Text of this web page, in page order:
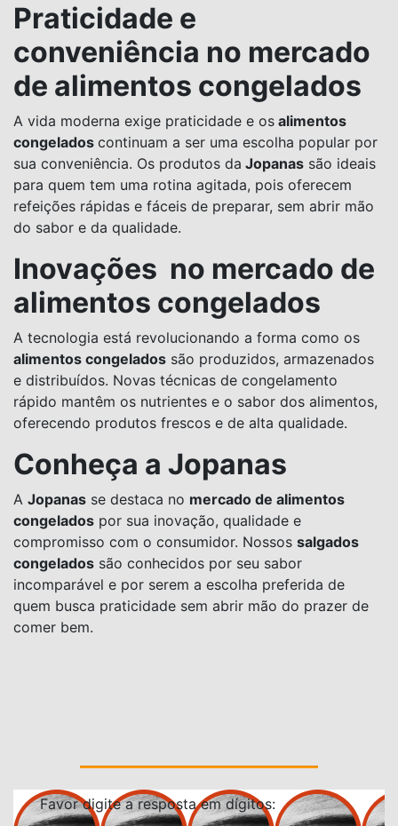
Praticidade e
conveniência no mercado
de alimentos congelados
A vida moderna exige praticidade e os alimentos
congelados continuam a ser uma escolha popular por
sua conveniência. Os produtos da Jopanas são ideais
para quem tem uma rotina agitada, pois oferecem
refeições rápidas e fáceis de preparar, sem abrir mão
do sabor e da qualidade.
Inovações no mercado de
alimentos congelados
A tecnologia está revolucionando a forma como os
alimentos congelados são produzidos, armazenados
e distribuídos. Novas técnicas de congelamento
rápido mantêm os nutrientes e o sabor dos alimentos,
oferecendo produtos frescos e de alta qualidade.
Conheça a Jopanas
A Jopanas se destaca no mercado de alimentos
congelados por sua inovação, qualidade e
compromisso com o consumidor. Nossos salgados
congelados são conhecidos por seu sabor
incomparável e por serem a escolha preferida de
quem busca praticidade sem abrir mão do prazer de
comer bem.
Favor digite a resposta em dígitos: